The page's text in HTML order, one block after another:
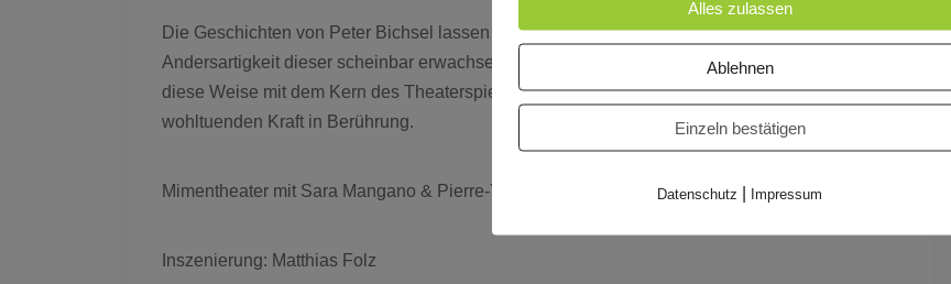
Die Geschichten von Peter Bichsel lassen uns nachdenken und über die liebenswerte
Andersartigkeit dieser scheinbar erwachsenen Figuren schmunzeln. Das Publikum kommt auf
diese Weise mit dem Kern des Theaterspielens, dem Geschichtenerzählen und seiner
wohltuenden Kraft in Berührung.
Mimentheater mit Sara Mangano & Pierre-Yves Massip (Compagnie ManganoMassip)
Inszenierung: Matthias Folz
Alles zulassen
Ablehnen
Einzeln bestätigen
Datenschutz | Impressum